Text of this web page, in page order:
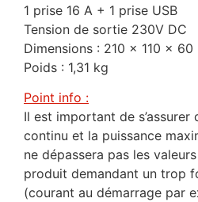
1 prise 16 A + 1 prise USB
Tension de sortie 230V DC
Dimensions : 210 x 110 x 60
Poids : 1,31 kg
Point info :
Il est important de s’assurer
continu et la puissance
ne dépassera pas les
produit demandant un trop
(courant au démarrage par